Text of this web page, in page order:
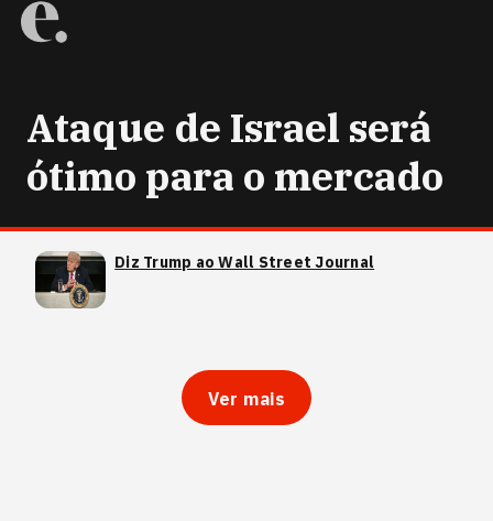
Ataque de Israel será
ótimo para o mercado
Diz Trump ao Wall Street Journal
Ver mais